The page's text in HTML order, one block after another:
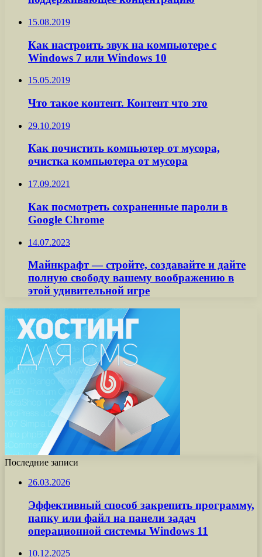
15.08.2019
Как настроить звук на компьютере с
Windows 7 или Windows 10
15.05.2019
Что такое контент. Контент что это
29.10.2019
Как почистить компьютер от мусора,
очистка компьютера от мусора
17.09.2021
Как посмотреть сохраненные пароли в
Google Chrome
14.07.2023
Майнкрафт — стройте, создавайте и дайте
полную свободу вашему воображению в
этой удивительной игре
Последние записи
26.03.2026
Эффективный способ закрепить программу,
папку или файл на панели задач
операционной системы Windows 11
10.12.2025